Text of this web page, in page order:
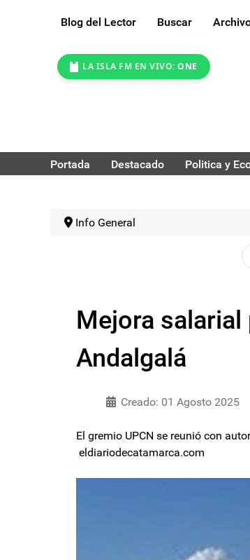
Blog del Lector Buscar
LA ISLA FM EN VIVO: ONE
Portada Destacado Politica y
Info General
Mejora salarial
Andalgalá
Creado: 01 Agosto 2025
El gremio UPCN se reunió con
eldiariodecatamarca.com